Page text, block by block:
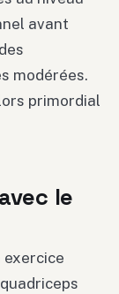
avant
modérées.
primordial
le
exercice